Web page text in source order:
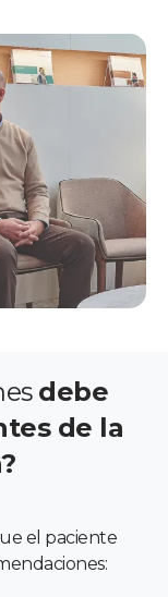
debe
de la
el paciente